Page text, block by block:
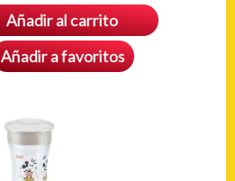
Añadir al carrito
Añadir a favoritos